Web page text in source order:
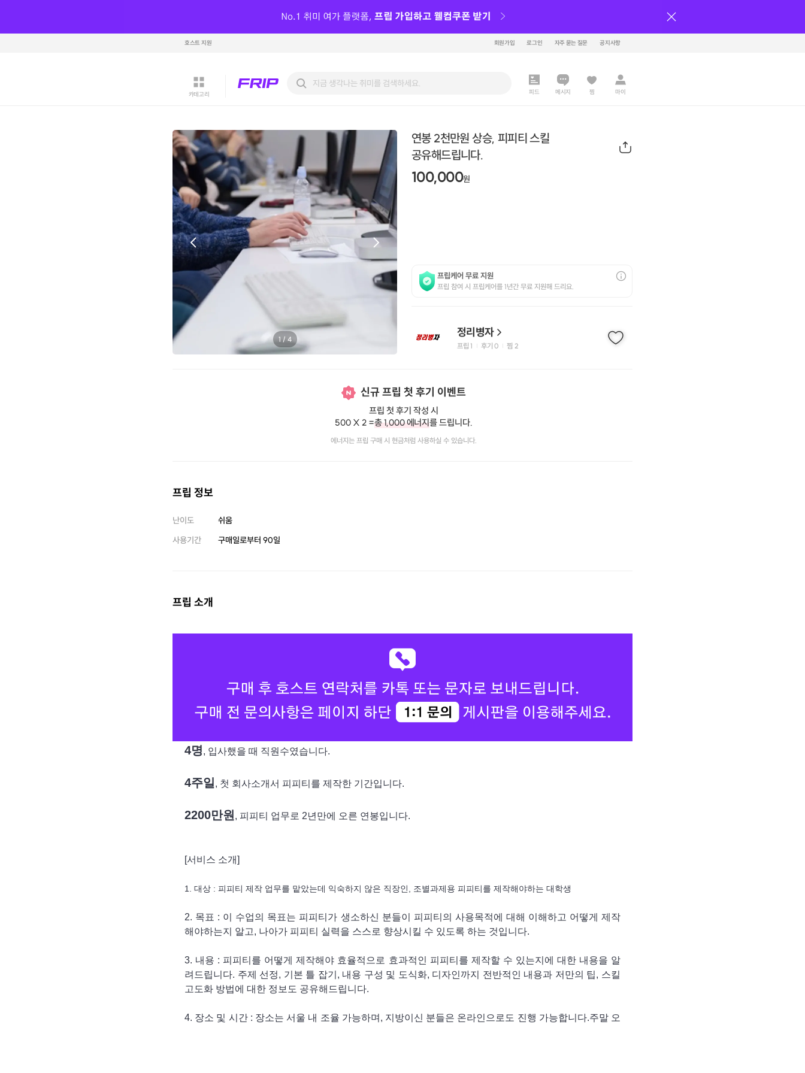
호스트 지원 회원가입 로그인 자주 묻는 질문 공지사항
카테고리 피드 메시지 찜 마이
1 / 4
연봉 2천만원 상승, 피피티 스킬
공유해드립니다.
100,000원
프립케어 무료 지원
프립 참여 시 프립케어를 1년간 무료 지원해 드리요.
정리병자
프립 1 후기 0 찜 2
신규 프립 첫 후기 이벤트
프립 첫 후기 작성 시
500 X 2 =총 1,000 에너지를 드립니다.
에너지는 프립 구매 시 현금처럼 사용하실 수 있습니다.
프립 정보
난이도
쉬움
사용기간
구매일로부터 90일
프립 소개
4명, 입사했을 때 직원수였습니다.
4주일 , 첫 회사소개서 피피티를 제작한 기간입니다.
2200만원 , 피피티 업무로 2년만에 오른 연봉입니다.
[서비스 소개]
1. 대상 : 피피티 제작 업무를 맡았는데 익숙하지 않은 직장인, 조별과제용 피피티를 제작해야하는 대학생
2. 목표 : 이 수업의 목표는 피피티가 생소하신 분들이 피피티의 사용목적에 대해 이해하고 어떻게 제작
해야하는지 알고, 나아가 피피티 실력을 스스로 향상시킬 수 있도록 하는 것입니다.
3. 내용 : 피피티를 어떻게 제작해야 효율적으로 효과적인 피피티를 제작할 수 있는지에 대한 내용을 알
려드립니다. 주제 선정, 기본 틀 잡기, 내용 구성 및 도식화, 디자인까지 전반적인 내용과 저만의 팁, 스킬
고도화 방법에 대한 정보도 공유해드립니다.
4. 장소 및 시간 : 장소는 서울 내 조율 가능하며, 지방이신 분들은 온라인으로도 진행 가능합니다.주말 오